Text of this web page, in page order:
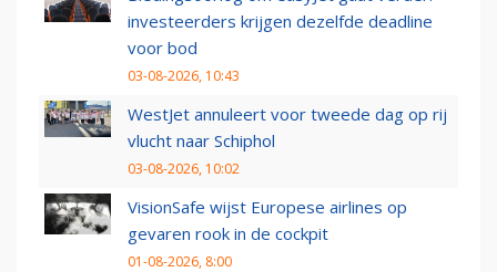
investeerders krijgen dezelfde deadline
voor bod
03-08-2026, 10:43
WestJet annuleert voor tweede dag op rij
vlucht naar Schiphol
03-08-2026, 10:02
VisionSafe wijst Europese airlines op
gevaren rook in de cockpit
01-08-2026, 8:00